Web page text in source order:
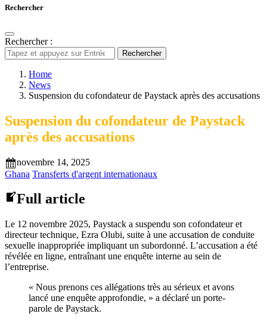
Rechercher
Rechercher :
Rechercher
Home
News
Suspension du cofondateur de Paystack après des accusations
Suspension du cofondateur de Paystack
après des accusations
novembre 14, 2025
Ghana Transferts d'argent internationaux
Full article
Le 12 novembre 2025, Paystack a suspendu son cofondateur et
directeur technique, Ezra Olubi, suite à une accusation de conduite
sexuelle inappropriée impliquant un subordonné. L’accusation a été
révélée en ligne, entraînant une enquête interne au sein de
l’entreprise.
« Nous prenons ces allégations très au sérieux et avons
lancé une enquête approfondie, » a déclaré un porte-
parole de Paystack.